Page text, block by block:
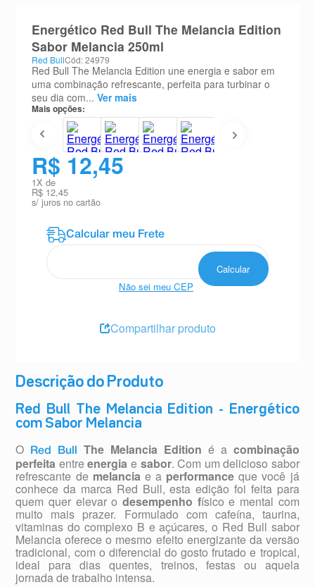
Descrição do Produto
Red Bull The Melancia Edition - Energético
com Sabor Melancia
O Red Bull The Melancia Edition é a combinação
perfeita entreenergia e sabor. Com um delicioso sabor
refrescante de melanciae a performance que você já
conhece da marca Red Bull, esta edição foi feita para
quem quer elevar o desempenho físico e mental com
muito mais prazer. Formulado com cafeína, taurina,
vitaminas do complexo B e açúcares, o Red Bull sabor
Melancia oferece o mesmo efeito energizante da versão
tradicional, com o diferencial do gosto frutado e tropical,
ideal para dias quentes, treinos, festas ou aquela
jornada de trabalho intensa.
Energético Red Bull The Melancia Edition
Sabor Melancia 250ml
Red BullCód: 24979
Red Bull The Melancia Edition une energia e sabor em
uma combinação refrescante, perfeita para turbinar o
seu dia com... Ver mais
Mais opções:
R$ 12,45
1X de
R$ 12,45
s/ juros no cartão
Não sei meu CEP
Compartilhar produto
esmalte
ºabsorvente